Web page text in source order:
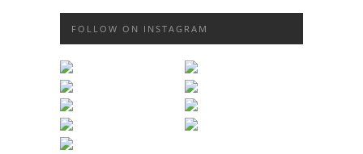
FOLLOW ON INSTAGRAM